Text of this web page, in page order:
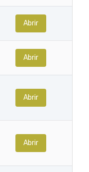
Abrir
Abrir
Abrir
Abrir